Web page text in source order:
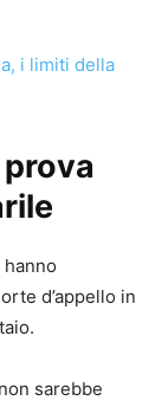
i limiti della
d’appello in
sarebbe